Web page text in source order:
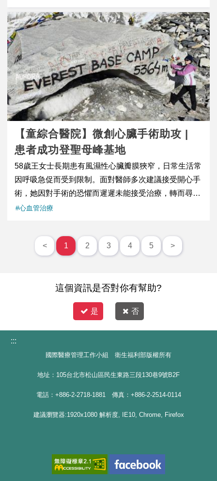
除子宮內膜息肉。因為試管嬰兒療程從來不只是將胚胎
放進子宮而已，除了胚胎品質，子宮環境是否適合著
床，同樣是影響成功率的重要因素。醫療團隊希望在每
一個細節上盡可能做到最好，替媽媽們把路鋪得更平穩
一些。 植一中一，成功迎接好孕 這一次，我們選擇其
中一顆染色體正常的健康胚胎進行植入。令人開心的
是，胚胎順利著床，也成功通過後續追蹤檢查。如今，
他們正滿心期待寶寶平安誕生。 很多時候，我們看到的
只是一句簡單的「試管成功懷孕」，卻不知道背後可能
藏著數年的努力與等待。如果妳正在備孕路上感到迷
惘，或曾經歷流產、反覆著床失敗，不妨及早尋求專業
生殖醫療團隊協助。有些幸福，也許不會立刻到來，但
當妳願意勇敢跨出第一步的時候，命運，才會開始慢慢
往前走。 延伸閱讀： 多囊性卵巢懷孕注意什麼？
PCOS備孕、懷孕風險與PMOS新觀念完整解析 什麼是
麼辦？PGT-A與ERA檢測幫助提高成功率
一步將產品示範點成為臺灣醫衛產品共同採購平台，擴
大「以醫帶產」成果。 o:p>/o:p> 中醫大附醫攜手上銀
科技，於吉隆坡蕉賴復健醫院舉辦臨床教學工作坊，擴
大「以醫帶產」成果。衛福部駐馬來西亞代表處吳玲瑩
組長(右3)、蕉賴復健醫院Dr. Faizul院長(左3)大力支持
臺馬持續深化合作交流。 智慧復健技術落地馬國 從示
範點升級共同採購平台 臺灣智慧醫療獲馬國醫界肯定 5
月22-23日，於蕉賴復健醫院舉辦的「浮針教學精進工
作坊Workshop-Mastering Fu Subcutaneous Needling
In Myofascial Pain」與「機器人輔助步態訓練工作坊
Robotic-Assisted Gait Training Workshop」，吸引馬來
響，共同探討機器人輔助步態訓練於神經復健、術後復
健及高齡照護的臨床應用。 中醫大附醫復健部復健科周
立偉醫師與物理治療組長林家正物理治療師分享臨床治
療經驗外，也包含下肢復健機器人實機展示、案例示範
健技術如何整合臨床治療流程。周立偉醫師表示，此次
合作不只是單一醫療交流活動，更是臺灣智慧醫療技術
院）建置「下肢復健機器人產品示範場域Demo
Site」，在中醫大附醫長期推動臨床合作、教育訓練與
實際應用交流下，今年以將產品示範點進一步升級擴大
向政策「以醫帶產」的成果。透過醫院國際醫療平台與
臨床專業影響力，成功協助臺灣醫療科技企業建立海外
智慧醫療產業能搶進馬國市場的灘頭堡。 吸引馬來西亞
對馬來西亞肥胖、糖尿病與脂肪肝等代謝疾病快速攀
升，也將臺灣在肥胖代謝整合照護的臨床經驗與創新治
癌。 article class="post-11163 post type-post status-
publish format-standard has-post-thumbnail hentry
category-casestory-tw-tw category-news-and-events
tag-232 tag-132 tag-419 ast-article-single" id="post-
11163" itemtype="https://schema.org/CreativeWork"
itemscope="itemscope" style="box-sizing: inherit;
margin: 0px 0px 2em; padding-bottom: 2em; padding-
left: 1em; padding-right: 1em; color: rgb(46, 56, 85);
font-family: &quot;Source Sans 3&quot;, sans-serif;
font-size: 17px;"> English 英文 觀看採訪影片 figure
class="wp-block-embed is-type-video is-provider-
youtube wp-block-embed-youtube wp-embed-aspect-
16-9 wp-has-aspect-ratio" style="box-sizing: inherit;
margin: 0px auto 1em; border: 0px; font-style: inherit;
font-weight: inherit; outline: 0px; padding: 0px; vertical-
align: baseline; overflow-wrap: break-word; max-width:
籍鍾先生在一次例行健康檢查中，發現攝護腺指數
（PSA）高達18.5。經進一步檢查與追蹤，雖先以發炎
癌在早期多無明顯症狀，許多患者往往是在健檢中才被
發現。面對確診結果，鍾先生開始積極評估適合自己的
治療方式。 figure class="wp-block-uagb-
outline: 0px; padding: 0px; vertical-align: baseline;
position: relative; display: flex; flex-direction: column;
始了解不同治療選項，並希望接受達文西微創攝護腺手
（FORMOSA TUNGS IMedS），並與泌尿科歐宴泉教
授進行越洋視訊諮詢。 在諮詢過程中，醫療團隊詳細檢
【童綜合醫院】微創心臟手術助攻 |
患者成功登聖母峰基地
58歲王女士長期患有風濕性心臟瓣膜狹窄，日常生活常
因呼吸急促而受到限制。面對醫師多次建議接受開心手
術，她因對手術的恐懼而遲遲未能接受治療，轉而尋求
其他替代療法。 English 英文 figure class="wp-block-
outline: 0px; padding: 0px; vertical-align: baseline;
class="uagb-image-caption" style="box-sizing: inherit;
text-align: center; margin-top: 0.5em; margin-bottom:
1em; font-style: italic; align-self: center;">心臟手術後，
她登上海拔為5364公尺聖母峰基地 From Heart Surgery
to Everest/figcaption>/figure> 達文西微創心臟瓣膜手術
| 讓心臟病患者重拾人生可能 58歲王女士長期罹患風濕
性心臟瓣膜狹窄，日常生活常因呼吸急促而受到限制。
遲遲未能接受治療，轉而尋求其他替代療法。 直到
2021年5月，症狀明顯惡化，王女士前往 童綜合醫院
續服藥控制心臟功能，並透過規律復健逐步恢復體力，
#心血管治療
< 1 2 3 4 5 >
這個資訊是否對你有幫助?
是 否
:::
國際醫療管理工作小組 衛生福利部版權所有
地址：105台北市松山區民生東路三段130巷9號B2F
電話：+886-2-2718-1881 傳真：+886-2-2514-0114
建議瀏覽器:1920x1080 解析度, IE10, Chrome, Firefox